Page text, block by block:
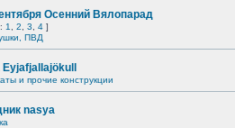
Осенний Вялопарад
1 2 3 4 ]
ПВД
и прочие конструкции
nasya